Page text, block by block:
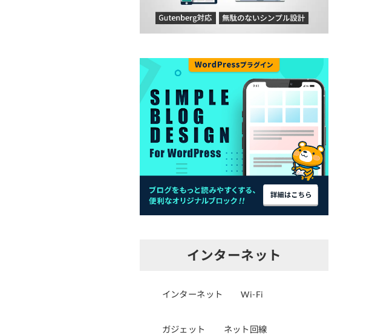
インターネット
インターネット Wi-Fi
ガジェット ネット回線